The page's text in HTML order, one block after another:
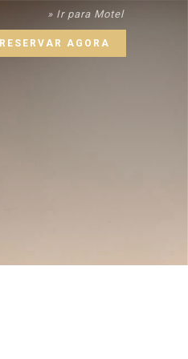
» Ir para Motel
RESERVAR AGORA